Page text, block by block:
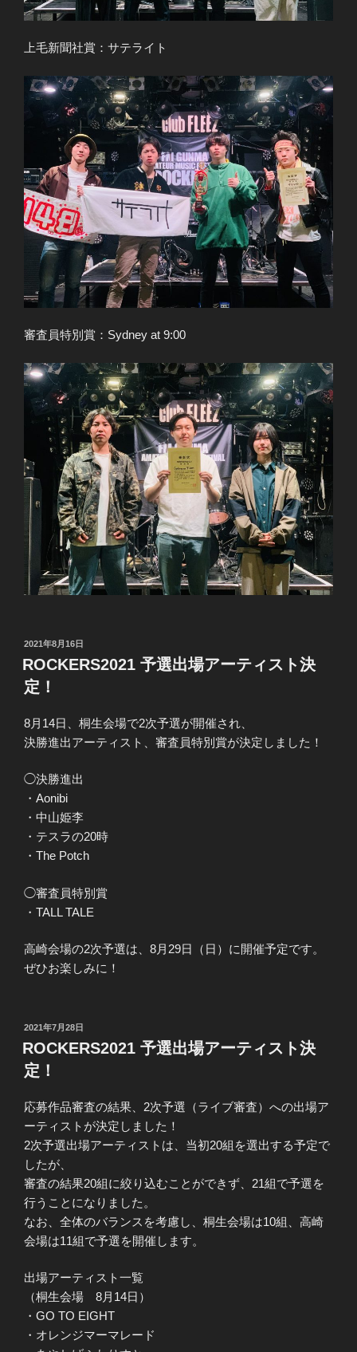
上毛新聞社賞：サテライト
審査員特別賞：Sydney at 9:00
投
稿
日:
2021年8月16日
ROCKERS2021 予選出場アーティスト決
定！
8月14日、桐生会場で2次予選が開催され、
決勝進出アーティスト、審査員特別賞が決定しました！
◯決勝進出
・Aonibi
・中山姫李
・テスラの20時
・The Potch
◯審査員特別賞
・TALL TALE
高崎会場の2次予選は、8月29日（日）に開催予定です。
ぜひお楽しみに！
投
稿
日:
2021年7月28日
ROCKERS2021 予選出場アーティスト決
定！
応募作品審査の結果、2次予選（ライブ審査）への出場ア
ーティストが決定しました！
2次予選出場アーティストは、当初20組を選出する予定で
したが、
審査の結果20組に絞り込むことができず、21組で予選を
行うことになりました。
なお、全体のバランスを考慮し、桐生会場は10組、高崎
会場は11組で予選を開催します。
出場アーティスト一覧
（桐生会場 8月14日）
・GO TO EIGHT
・オレンジマーマレード